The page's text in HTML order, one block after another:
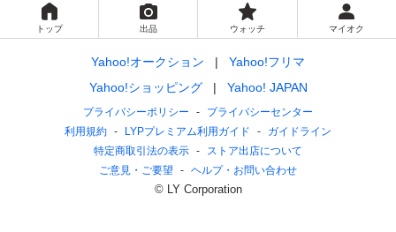
トップ 出品 ウォッチ マイオク
Yahoo!オークション
Yahoo!フリマ
Yahoo!ショッピング
Yahoo! JAPAN
プライバシーポリシー
プライバシーセンター
利用規約
LYPプレミアム利用ガイド
ガイドライン
特定商取引法の表示
ストア出店について
ご意見・ご要望
ヘルプ・お問い合わせ
© LY Corporation